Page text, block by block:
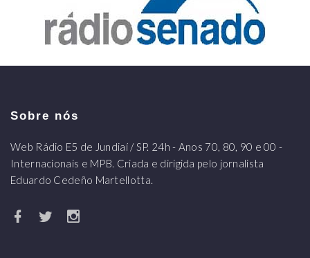
Sobre nós
Web Rádio E5 de Jundiaí / SP. 24h - Anos 70, 80, 90 e 00 -
Internacionais e MPB. Criada e dirigida pelo jornalista
Eduardo Cedeño Martellotta.